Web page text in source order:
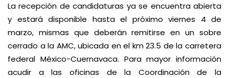
La recepción de candidaturas ya se encuentra abierta
y estará disponible hasta el próximo viernes 4 de
marzo, mismas que deberán remitirse en un sobre
cerrado a la AMC, ubicada en el km 23.5 de la carretera
federal México-Cuernavaca. Para mayor información
acudir a las oficinas de la Coordinación de la